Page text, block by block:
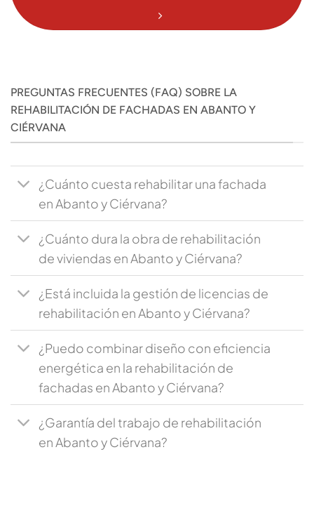
PREGUNTAS FRECUENTES (FAQ) SOBRE LA
REHABILITACIÓN DE FACHADAS EN ABANTO Y
CIÉRVANA
¿Cuánto cuesta rehabilitar una fachada
en Abanto y Ciérvana?
¿Cuánto dura la obra de rehabilitación
de viviendas en Abanto y Ciérvana?
¿Está incluida la gestión de licencias de
rehabilitación en Abanto y Ciérvana?
¿Puedo combinar diseño con eficiencia
energética en la rehabilitación de
fachadas en Abanto y Ciérvana?
¿Garantía del trabajo de rehabilitación
en Abanto y Ciérvana?